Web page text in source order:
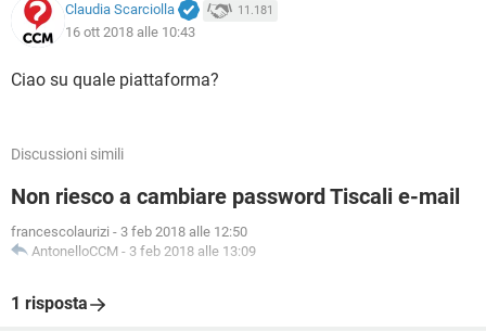
Claudia Scarciolla 11.181
16 ott 2018 alle 10:43
Ciao su quale piattaforma?
Discussioni simili
Non riesco a cambiare password Tiscali e-mail
francescolaurizi - 3 feb 2018 alle 12:50
AntonelloCCM - 3 feb 2018 alle 13:09
1 risposta